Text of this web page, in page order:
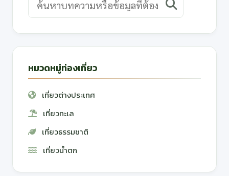
หมวดหมู่ท่องเที่ยว
เที่ยวต่างประเทศ
เที่ยวทะเล
เที่ยวธรรมชาติ
เที่ยวน้ำตก